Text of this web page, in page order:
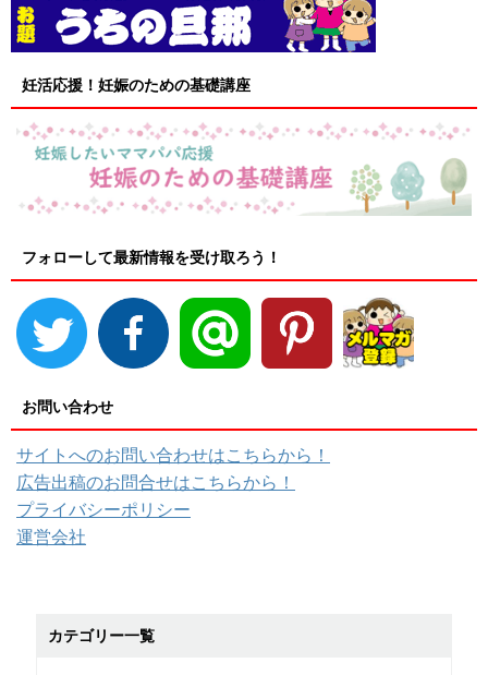
妊活応援！妊娠のための基礎講座
フォローして最新情報を受け取ろう！
お問い合わせ
サイトへのお問い合わせはこちらから！
広告出稿のお問合せはこちらから！
プライバシーポリシー
運営会社
カテゴリー一覧